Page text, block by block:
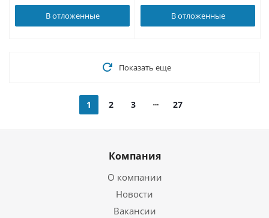
В отложенные В отложенные
Показать еще
1 2 3 27
Компания
О компании
Новости
Вакансии